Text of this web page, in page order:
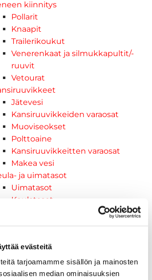
evästeitä
tarjoamamme sisällön ja mainosten
median ominaisuuksien
kiinnitys
Pollarit
Knaapit
Trailerikoukut
Venerenkaat ja silmukkapultit/-
ruuvit
Vetourat
Jätevesi
Kansiruuvikkeiden varaosat
Muoviseokset
Polttoaine
Kansiruuvikkeitten varaosat
Makea vesi
ja uimatasot
Uimatasot
Keulatasot
Galvanoitu
Kevytmetalli
Muovia
sisustus ja astiat